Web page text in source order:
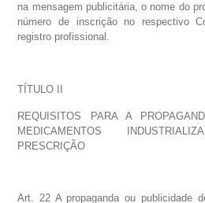
na mensagem publicitária, o nome do
número de inscrição no respectivo
registro profissional.
TÍTULO II
REQUISITOS PARA A
MEDICAMENTOS
PRESCRIÇÃO
Art. 22 A propaganda ou publicidade